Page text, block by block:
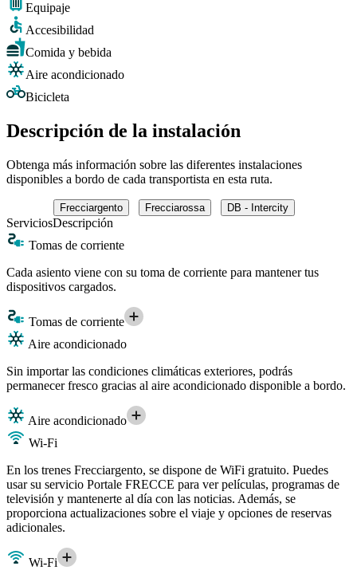
Equipaje
Accesibilidad
Comida y bebida
Aire acondicionado
Bicicleta
Descripción de la instalación
Obtenga más información sobre las diferentes instalaciones
disponibles a bordo de cada transportista en esta ruta.
Frecciargento Frecciarossa DB - Intercity
ServiciosDescripción
Tomas de corriente
Cada asiento viene con su toma de corriente para mantener tus
dispositivos cargados.
Tomas de corriente
Aire acondicionado
Sin importar las condiciones climáticas exteriores, podrás
permanecer fresco gracias al aire acondicionado disponible a bordo.
Aire acondicionado
Wi-Fi
En los trenes Frecciargento, se dispone de WiFi gratuito. Puedes
usar su servicio Portale FRECCE para ver películas, programas de
televisión y mantenerte al día con las noticias. Además, se
proporciona actualizaciones sobre el viaje y opciones de reservas
adicionales.
Wi-Fi